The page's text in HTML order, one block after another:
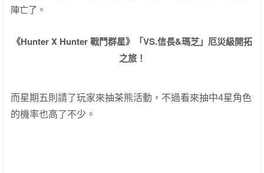
陣亡了。
《Hunter X Hunter 戰鬥群星》「VS.信長&瑪芝」厄災級開拓
之旅！
而星期五則請了玩家來抽茶熊活動，不過看來抽中4星角色
的機率也高了不少。